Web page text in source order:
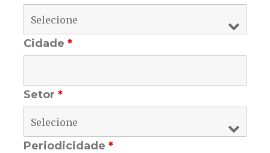
Cidade*
Setor*
Periodicidade*